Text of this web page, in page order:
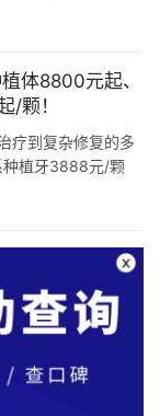
体8800元起、
/颗！
疗到复杂修复的多
种植牙3888元/颗